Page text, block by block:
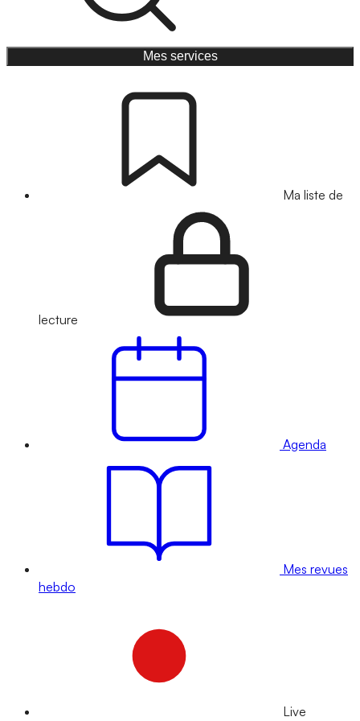
Mes services
Ma liste de
lecture
Agenda
Mes revues
hebdo
Live